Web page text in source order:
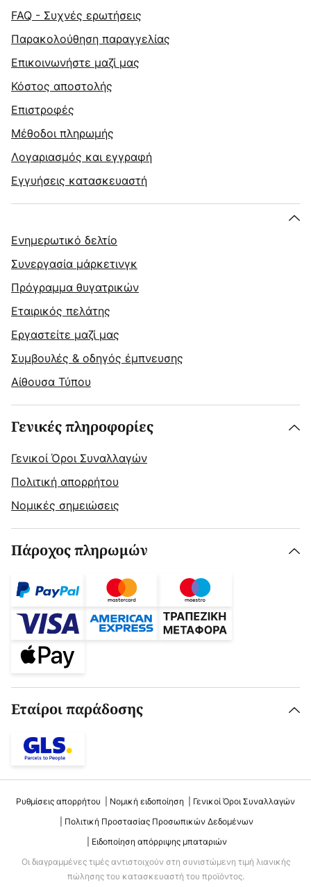
FAQ - Συχνές ερωτήσεις
Παρακολούθηση παραγγελίας
Επικοινωνήστε μαζί μας
Κόστος αποστολής
Επιστροφές
Μέθοδοι πληρωμής
Λογαριασμός και εγγραφή
Εγγυήσεις κατασκευαστή
Ενημερωτικό δελτίο
Συνεργασία μάρκετινγκ
Πρόγραμμα θυγατρικών
Εταιρικός πελάτης
Εργαστείτε μαζί μας
Συμβουλές & οδηγός έμπνευσης
Αίθουσα Τύπου
Γενικές πληροφορίες
Γενικοί Όροι Συναλλαγών
Πολιτική απορρήτου
Νομικές σημειώσεις
Πάροχος πληρωμών
Εταίροι παράδοσης
Ρυθμίσεις απορρήτου Νομική ειδοποίηση
Γενικοί Όροι Συναλλαγών
Πολιτική Προστασίας Προσωπικών Δεδομένων
Ειδοποίηση απόρριψης μπαταριών
Οι διαγραμμένες τιμές αντιστοιχούν στη συνιστώμενη τιμή λιανικής
πώλησης του κατασκευαστή του προϊόντος.